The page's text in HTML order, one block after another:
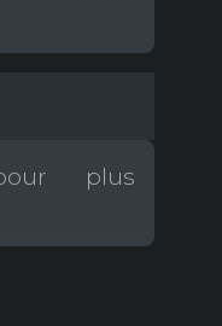
plus